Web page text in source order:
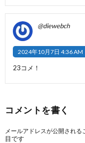
@diewebch
2024年10月7日 4:36 AM
23コメ！
コメントを書く
メールアドレスが公開される
目です